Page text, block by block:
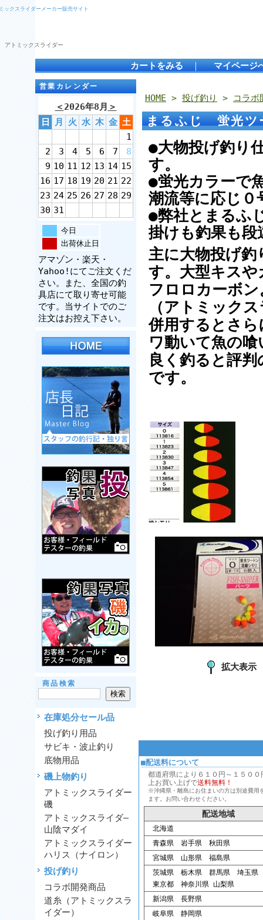
ックスライダーメーカー販売サイト
トミックスライダー
カートをみる ｜ マイページ
営業カレンダー
＜2026年8月 ＞
日
月 火 水 木 金 土
1
2
3 4 5 6 7
8
9 10 11 12 13 14 15
16 17 18 19 20 21 22
23 24 25 26 27 28 29
30 31
今日
出荷休止日
アマゾン・楽天・
Yahoo!にてご注文くだ
さい。また、全国の釣
具店にて取り寄せ可能
です。当サイトでのご
注文はお控え下さい。
商品検索
在庫処分セール品
投げ釣り用品
サビキ・波止釣り
底物用品
磯上物釣り
アトミックスライダー
磯
アトミックスライダ―
山陰マダイ
アトミックスライダー
ハリス（ナイロン）
投げ釣り
コラボ開発商品
道糸（アトミックスラ
イダー）
HOME > 投げ釣り > コラボ
まるふじ 蛍光
●大物投げ釣り
す。
●蛍光カラーで
潮流等に応じ
●弊社とまるふ
掛けも釣果も段
主に大物投げ
す。大型キス
フロロカーボ
（アトミック
併用するとさ
ワ動いて魚の
良く釣ると評
です。
拡大表示
■配送料について
都道府県により６１０円～１５０
上お買い上げで送料無料！
※沖縄県・離島にお住まいの方は別途費用
ます。お問い合わせください。
配送地域
北海道
青森県 岩手県 秋田県
宮城県 山形県 福島県
茨城県 栃木県 群馬県 埼玉県
東京都 神奈川県 山梨県
新潟県 長野県
岐阜県 静岡県